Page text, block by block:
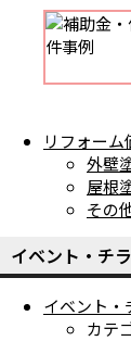
リフォー
外壁
屋根
その
イベント・チ
イベント・
カテ